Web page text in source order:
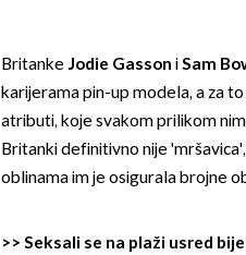
Britanke Jodie Gasson iSam
karijerama pin-up modela, a za
atributi, koje svakom prilikom
Britanki definitivno nije
oblinama im je osigurala brojne
>> Seksali se na plaži usred